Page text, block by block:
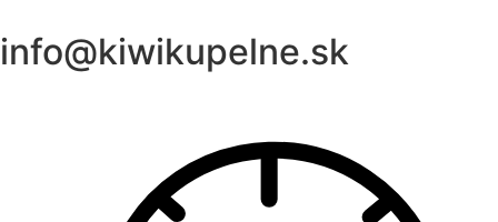
info@kiwikupelne.sk